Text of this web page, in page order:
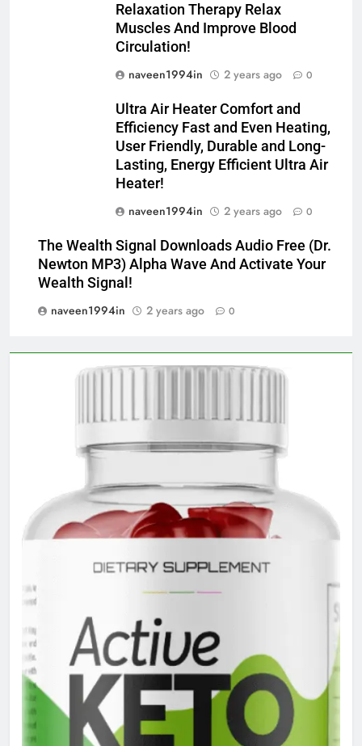
Relaxation Therapy Relax
Muscles And Improve Blood
Circulation!
naveen1994in
2 years ago 0
Ultra Air Heater Comfort and
Efficiency Fast and Even Heating,
User Friendly, Durable and Long-
Lasting, Energy Efficient Ultra Air
Heater!
naveen1994in
2 years ago 0
The Wealth Signal Downloads Audio Free (Dr.
Newton MP3) Alpha Wave And Activate Your
Wealth Signal!
naveen1994in
2 years ago 0